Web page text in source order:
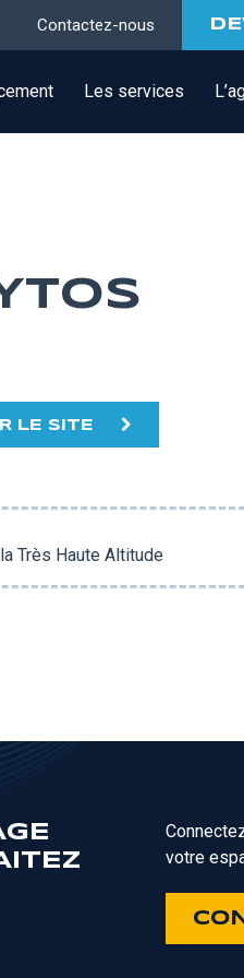
Contactez-nous
Les services
LE SITE
Très Haute Altitude
votre